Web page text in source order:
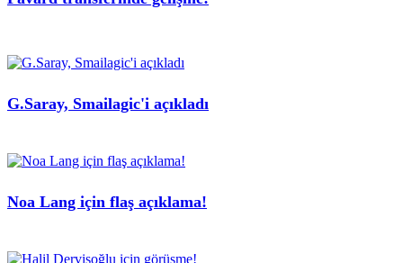
G.Saray, Smailagic'i açıkladı
Noa Lang için flaş açıklama!